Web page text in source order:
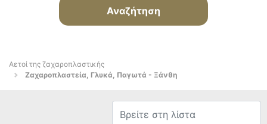
Αναζήτηση
Αετοί της ζαχαροπλαστικής
Ζαχαροπλαστεία, Γλυκά, Παγωτά - Ξάνθη